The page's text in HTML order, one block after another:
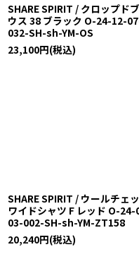
SHARE SPIRIT / クロップド
ウス 38 ブラック O-24-12-
032-SH-sh-YM-OS
23,100円(税込)
SHARE SPIRIT / ウールチェ
ワイドシャツ F レッド O-24-
03-002-SH-sh-YM-ZT158
20,240円(税込)